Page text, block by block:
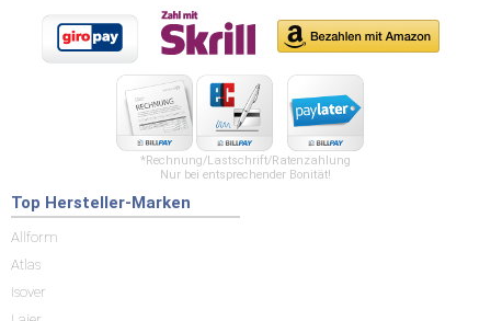
*Rechnung/Lastschrift/Ratenzahlung
Nur bei entsprechender Bonität!
Top Hersteller-Marken
Allform
Atlas
Isover